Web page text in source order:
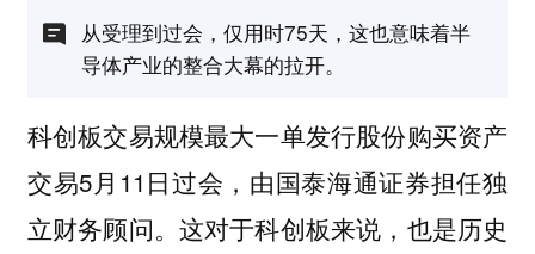
从受理到过会，仅用时75天，这也意味着半
导体产业的整合大幕的拉开。
科创板交易规模最大一单发行股份购买资产
交易5月11日过会，由国泰海通证券担任独
立财务顾问。这对于科创板来说，也是历史